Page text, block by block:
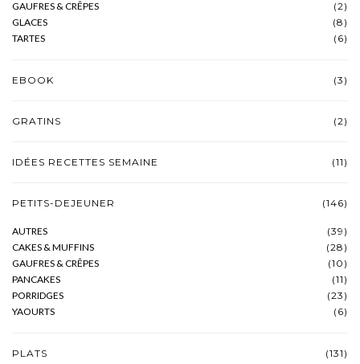
GAUFRES & CRÊPES
(2)
GLACES
(8)
TARTES
(6)
EBOOK (3)
GRATINS (2)
IDÉES RECETTES SEMAINE (11)
PETITS-DEJEUNER (146)
AUTRES
(39)
CAKES & MUFFINS
(28)
GAUFRES & CRÊPES
(10)
PANCAKES
(11)
PORRIDGES
(23)
YAOURTS
(6)
PLATS (131)